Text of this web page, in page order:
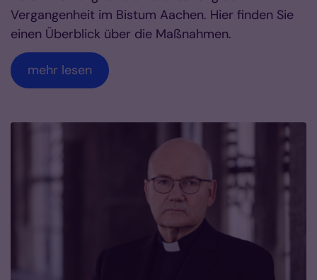
Vergangenheit im Bistum Aachen. Hier finden Sie
einen Überblick über die Maßnahmen.
mehr lesen